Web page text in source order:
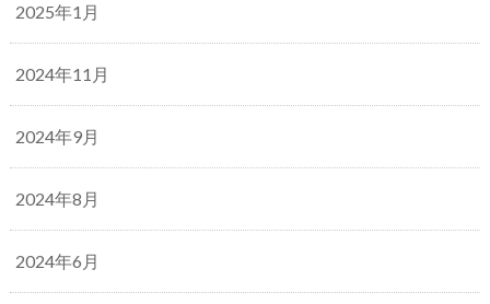
2025年1月
2024年11月
2024年9月
2024年8月
2024年6月